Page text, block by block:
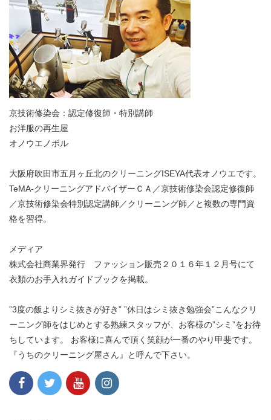
京技術修染会：認定修復師・特別講師
お洋服の再生屋
オノウエノボル
大阪府吹田市五月ヶ丘北のクリーニングISEYA代表オノウエです。
TeMA-クリーニングアドバイザーＣＡ／京技術修染会認定修復師
／京技術修染会特別認定講師／クリーニング師／と複数の専門資
格を習得。
メディア
株式会社商業界発行 ファッション販売２０１６年１２月号にて
衣類のお手入れガイドブックを掲載。
”3度の飯よりシミ抜きが好き” ”休日はシミ抜き勉強会”こんなクリ
ーニング師をはじめとする熟練スタッフが、お客様の”シミ”をお待
ちしています。 お客様に喜んで頂く笑顔が一番のやり甲斐です。
『うちのクリーニング屋さん』と呼んで下さい。